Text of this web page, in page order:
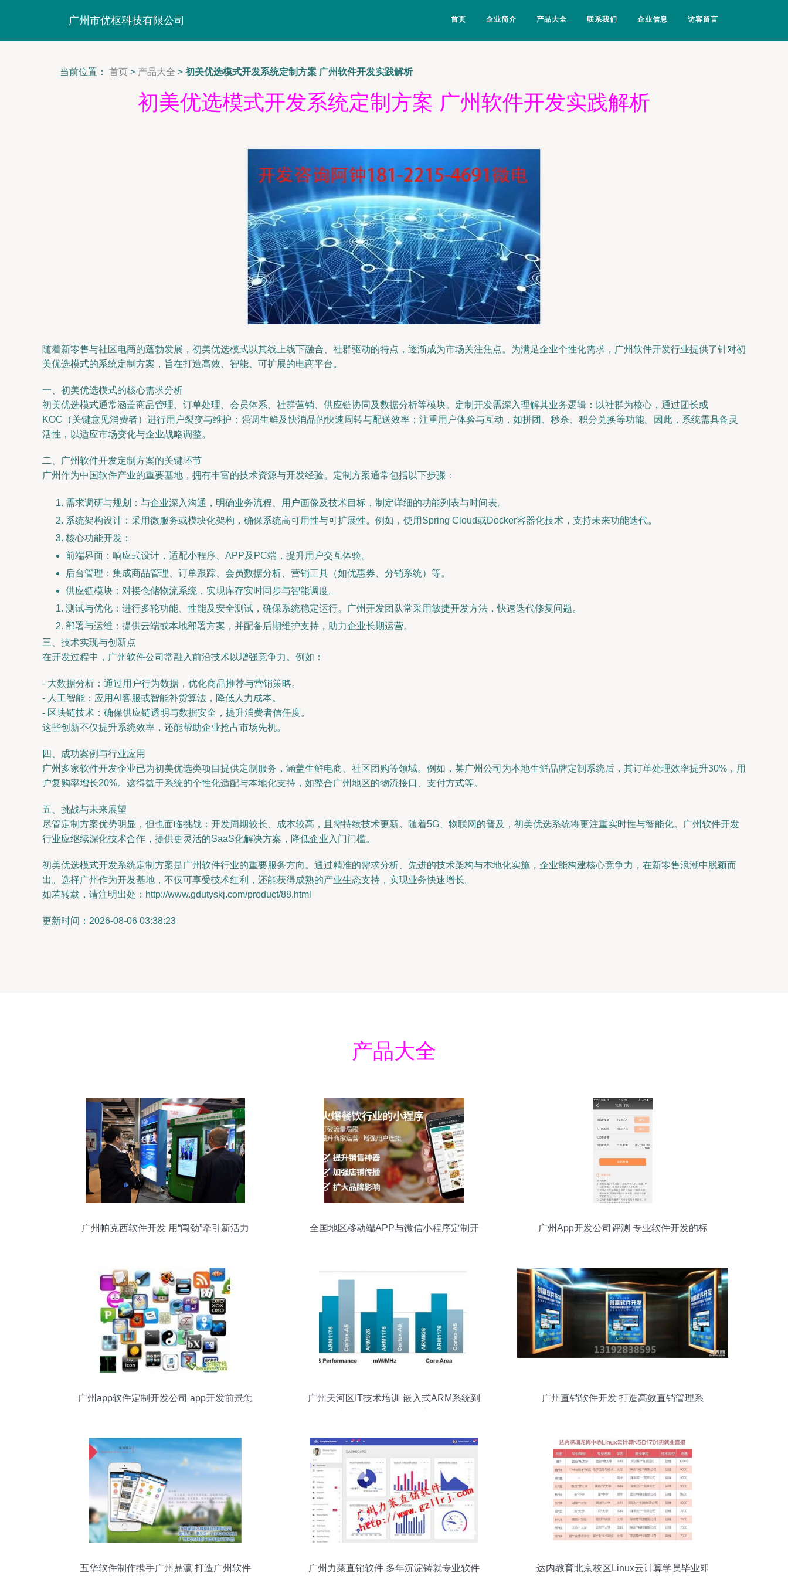
广州市优枢科技有限公司 首页 企业简介 产品大全 联系我们 企业信息 访客留言
当前位置： 首页 > 产品大全 > 初美优选模式开发系统定制方案 广州软件开发实践解析
初美优选模式开发系统定制方案 广州软件开发实践解析
随着新零售与社区电商的蓬勃发展，初美优选模式以其线上线下融合、社群驱动的特点，逐渐成为市场关注焦点。为满足企业个性化需求，广州软件开发行业提供了针对初
美优选模式的系统定制方案，旨在打造高效、智能、可扩展的电商平台。
一、初美优选模式的核心需求分析
初美优选模式通常涵盖商品管理、订单处理、会员体系、社群营销、供应链协同及数据分析等模块。定制开发需深入理解其业务逻辑：以社群为核心，通过团长或
KOC（关键意见消费者）进行用户裂变与维护；强调生鲜及快消品的快速周转与配送效率；注重用户体验与互动，如拼团、秒杀、积分兑换等功能。因此，系统需具备灵
活性，以适应市场变化与企业战略调整。
二、广州软件开发定制方案的关键环节
广州作为中国软件产业的重要基地，拥有丰富的技术资源与开发经验。定制方案通常包括以下步骤：
需求调研与规划：与企业深入沟通，明确业务流程、用户画像及技术目标，制定详细的功能列表与时间表。
系统架构设计：采用微服务或模块化架构，确保系统高可用性与可扩展性。例如，使用Spring Cloud或Docker容器化技术，支持未来功能迭代。
核心功能开发：
前端界面：响应式设计，适配小程序、APP及PC端，提升用户交互体验。
后台管理：集成商品管理、订单跟踪、会员数据分析、营销工具（如优惠券、分销系统）等。
供应链模块：对接仓储物流系统，实现库存实时同步与智能调度。
测试与优化：进行多轮功能、性能及安全测试，确保系统稳定运行。广州开发团队常采用敏捷开发方法，快速迭代修复问题。
部署与运维：提供云端或本地部署方案，并配备后期维护支持，助力企业长期运营。
三、技术实现与创新点
在开发过程中，广州软件公司常融入前沿技术以增强竞争力。例如：
- 大数据分析：通过用户行为数据，优化商品推荐与营销策略。
- 人工智能：应用AI客服或智能补货算法，降低人力成本。
- 区块链技术：确保供应链透明与数据安全，提升消费者信任度。
这些创新不仅提升系统效率，还能帮助企业抢占市场先机。
四、成功案例与行业应用
广州多家软件开发企业已为初美优选类项目提供定制服务，涵盖生鲜电商、社区团购等领域。例如，某广州公司为本地生鲜品牌定制系统后，其订单处理效率提升30%，用
户复购率增长20%。这得益于系统的个性化适配与本地化支持，如整合广州地区的物流接口、支付方式等。
五、挑战与未来展望
尽管定制方案优势明显，但也面临挑战：开发周期较长、成本较高，且需持续技术更新。随着5G、物联网的普及，初美优选系统将更注重实时性与智能化。广州软件开发
行业应继续深化技术合作，提供更灵活的SaaS化解决方案，降低企业入门门槛。
初美优选模式开发系统定制方案是广州软件行业的重要服务方向。通过精准的需求分析、先进的技术架构与本地化实施，企业能构建核心竞争力，在新零售浪潮中脱颖而
出。选择广州作为开发基地，不仅可享受技术红利，还能获得成熟的产业生态支持，实现业务快速增长。
如若转载，请注明出处：http://www.gdutyskj.com/product/88.html
更新时间：2026-08-06 03:38:23
产品大全
广州帕克西软件开发 用“闯劲”牵引新活力
全国地区移动端APP与微信小程序定制开
广州App开发公司评测 专业软件开发的标
广州app软件定制开发公司 app开发前景怎
广州天河区IT技术培训 嵌入式ARM系统到
广州直销软件开发 打造高效直销管理系
五华软件制作携手广州鼎瀛 打造广州软件
广州力莱直销软件 多年沉淀铸就专业软件
达内教育北京校区Linux云计算学员毕业即